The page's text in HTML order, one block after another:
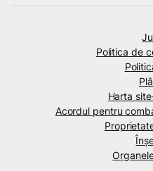
Politica de
Harta
Acordul pentru